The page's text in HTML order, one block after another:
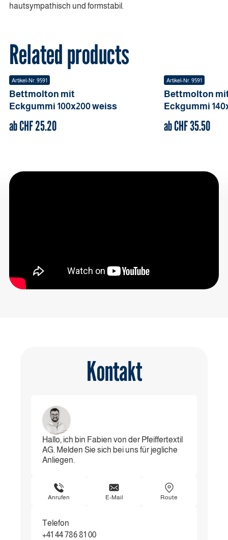
hautsympathisch und formstabil.
Related products
Artikel-Nr. 9591
Bettmolton mit
Eckgummi 100x200weiss
ab CHF25.20
Artikel-Nr. 9591
Bettmolton
Eckgummi
ab CHF35.50
Kontakt
Hallo, ich bin Fabien von der Pfeiffertextil
AG. Melden Sie sich bei uns für jegliche
Anliegen.
Anrufen E-Mail Route
Telefon
+41 44 786 81 00